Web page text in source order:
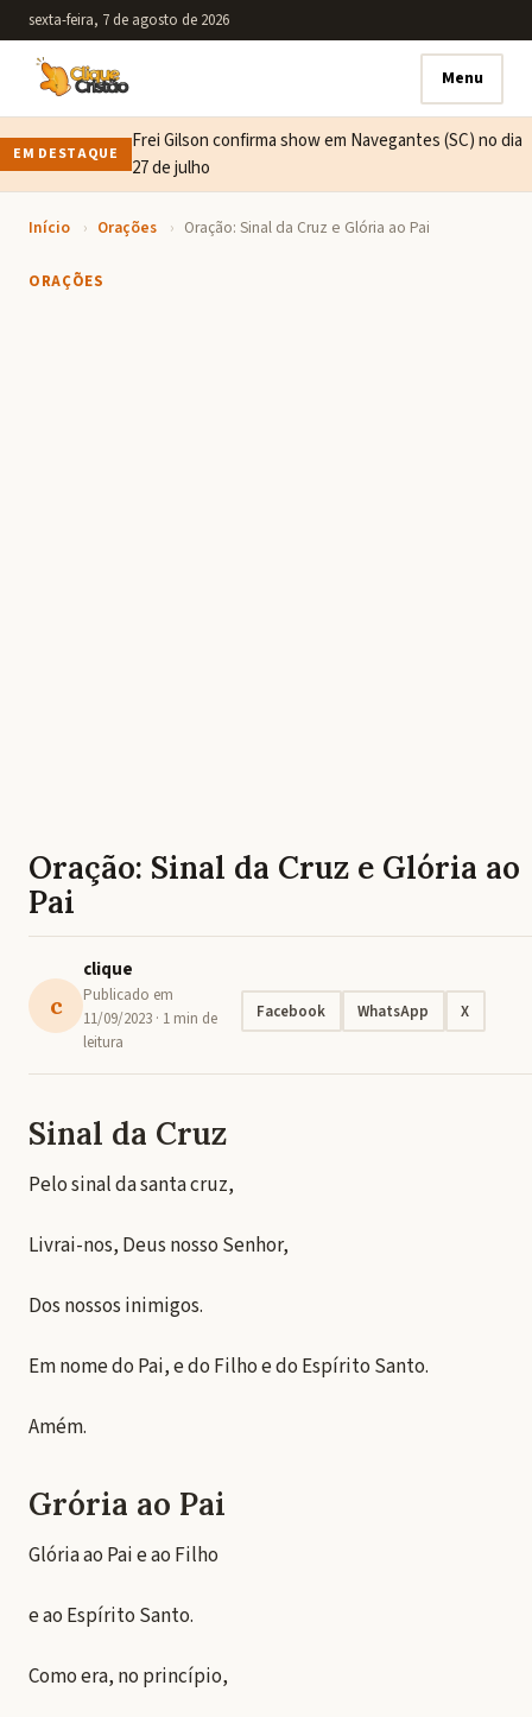
sexta-feira, 7 de agosto de 2026
Menu
EM DESTAQUE
Frei Gilson confirma show em Navegantes (SC) no dia
27 de julho
Início › Orações › Oração: Sinal da Cruz e Glória ao Pai
ORAÇÕES
Oração: Sinal da Cruz e Glória ao
Pai
c
clique
Publicado em
11/09/2023 · 1 min de
leitura
Facebook WhatsApp X
Sinal da Cruz
Pelo sinal da santa cruz,
Livrai-nos, Deus nosso Senhor,
Dos nossos inimigos.
Em nome do Pai, e do Filho e do Espírito Santo.
Amém.
Grória ao Pai
Glória ao Pai e ao Filho
e ao Espírito Santo.
Como era, no princípio,